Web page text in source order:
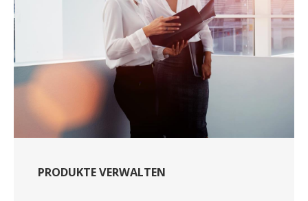
PRODUKTE VERWALTEN